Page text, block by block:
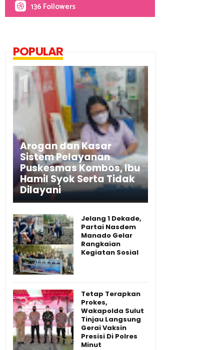
136 Followers
POPULAR
Arogan dan Kasar
Sistem Pelayanan
Puskesmas Kombos, Ibu
Hamil Syok Serta Tidak
Dilayani
Jelang 1 Dekade,
Partai Nasdem
Manado Gelar
Rangkaian
Kegiatan Sosial
Tetap Terapkan
Prokes,
Wakapolda Sulut
Tinjau Langsung
Gerai Vaksin
Presisi Di Polres
Minut